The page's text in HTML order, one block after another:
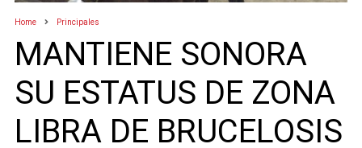
Home Principales
MANTIENE SONORA
SU ESTATUS DE ZONA
LIBRA DE BRUCELOSIS